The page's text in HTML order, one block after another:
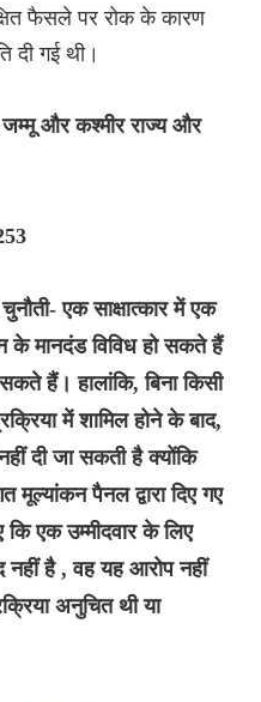
फैसले पर रोक के कारण
दी गई थी।
और कश्मीर राज्य और
एक साक्षात्कार में एक
के मानदंड विविध हो सकते हैं
हैं। हालांकि, बिना किसी
में शामिल होने के बाद,
दी जा सकती है क्योंकि
मूल्यांकन पैनल द्वारा दिए गए
एक उम्मीदवार के लिए
नहीं है , वह यह आरोप नहीं
अनुचित थी या